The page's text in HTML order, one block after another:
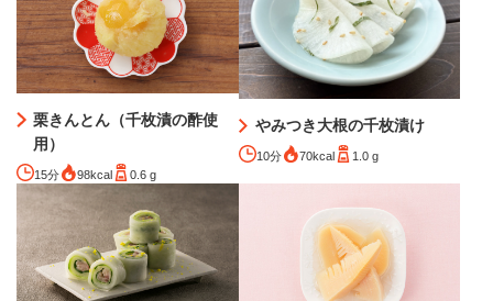
栗きんとん（千枚漬の酢使
用）
15分 98kcal 0.6 g
やみつき大根の千枚漬け
10分 70kcal 1.0 g